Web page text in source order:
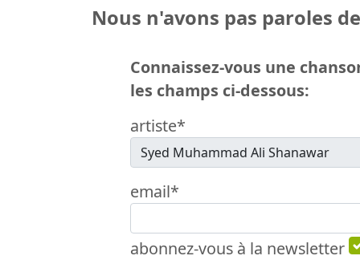
Nous n'avons pas paroles de
Connaissez-vous une
les champs ci-dessous:
artiste*
email*
abonnez-vous à la newsletter